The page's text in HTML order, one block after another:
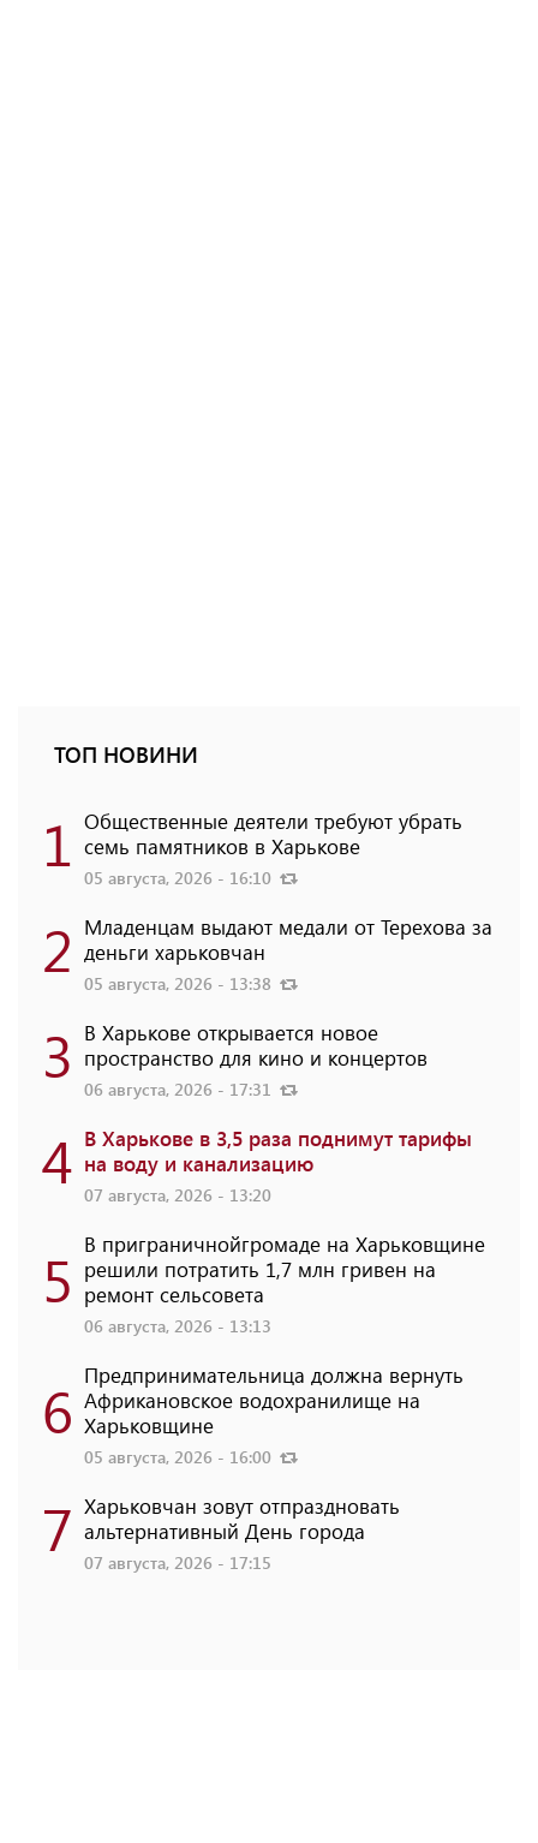
ТОП НОВИНИ
1 Общественные деятели требуют убрать
семь памятников в Харькове
05 августа, 2026 - 16:10
2 Младенцам выдают медали от Терехова за
деньги харьковчан
05 августа, 2026 - 13:38
3 В Харькове открывается новое
пространство для кино и концертов
06 августа, 2026 - 17:31
4 В Харькове в 3,5 раза поднимут тарифы
на воду и канализацию
07 августа, 2026 - 13:20
5 В приграничнойгромаде на Харьковщине
решили потратить 1,7 млн ​​гривен на
ремонт сельсовета
06 августа, 2026 - 13:13
6 Предпринимательница должна вернуть
Африкановское водохранилище на
Харьковщине
05 августа, 2026 - 16:00
7 Харьковчан зовут отпраздновать
альтернативный День города
07 августа, 2026 - 17:15